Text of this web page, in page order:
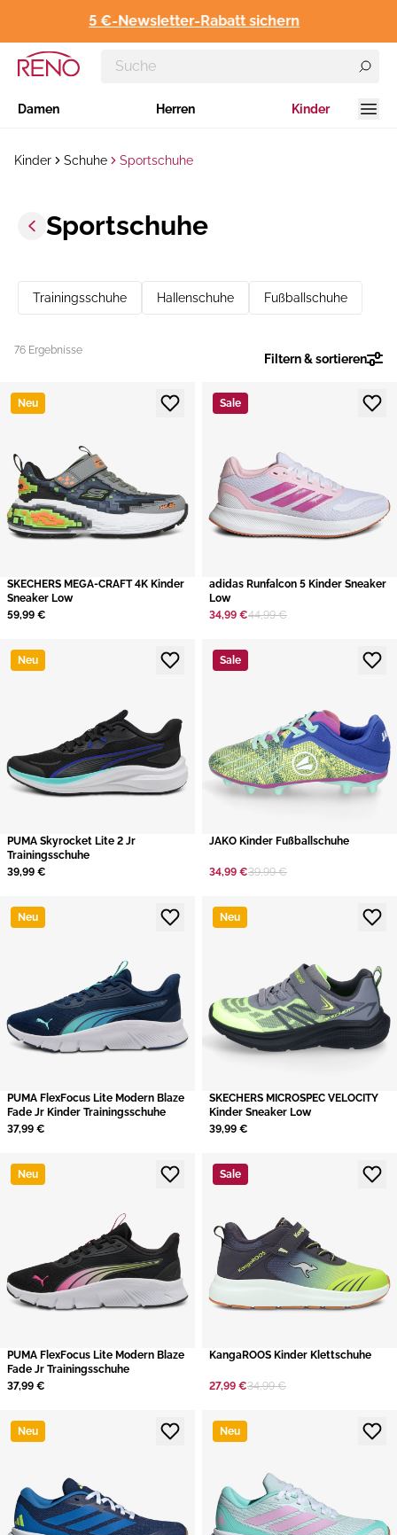
5 €-Newsletter-Rabatt sichern
Damen Herren Kinder
Kinder Schuhe Sportschuhe
Sportschuhe
Trainingsschuhe Hallenschuhe Fußballschuhe
Filtern & sortieren
76 Ergebnisse
Neu
SKECHERS MEGA-CRAFT 4K Kinder
Sneaker Low
59,99 €
Sale
adidas Runfalcon 5 Kinder Sneaker
Low
34,99 €44,99 €
Neu
PUMA Skyrocket Lite 2 Jr
Trainingsschuhe
39,99 €
Sale
JAKO Kinder Fußballschuhe
34,99 €39,99 €
Neu
PUMA FlexFocus Lite Modern Blaze
Fade Jr Kinder Trainingsschuhe
37,99 €
Neu
SKECHERS MICROSPEC VELOCITY
Kinder Sneaker Low
39,99 €
Neu
PUMA FlexFocus Lite Modern Blaze
Fade Jr Trainingsschuhe
37,99 €
Sale
KangaROOS Kinder Klettschuhe
27,99 €34,99 €
Neu Neu